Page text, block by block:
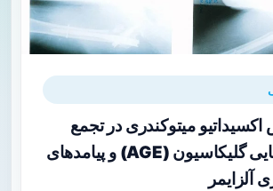
میتوکندری در تجمع
محصولات نهایی گلیکاسیون (AGE) و پیامدهای
آلزایمر